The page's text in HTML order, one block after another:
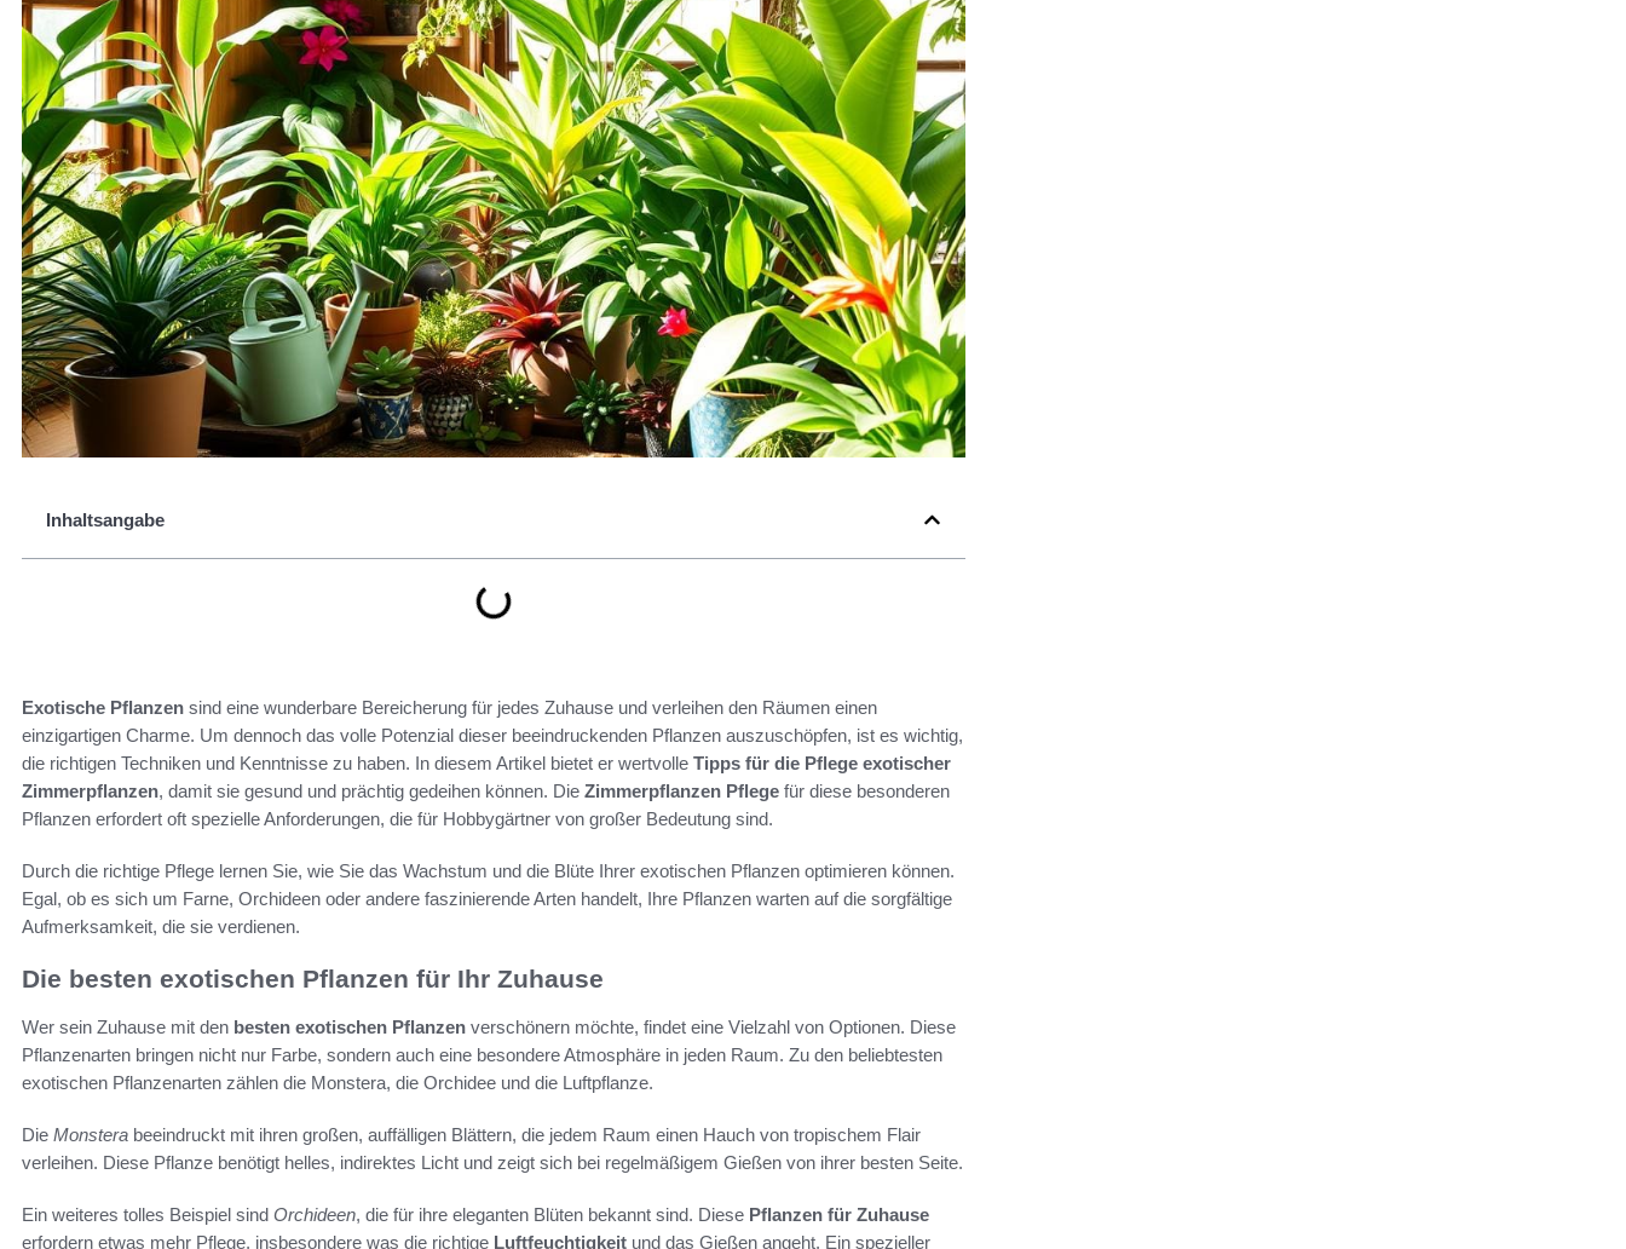
Inhaltsangabe
Exotische Pflanzen sind eine wunderbare Bereicherung für jedes Zuhause und verleihen den Räumen einen
einzigartigen Charme. Um dennoch das volle Potenzial dieser beeindruckenden Pflanzen auszuschöpfen, ist es wichtig,
die richtigen Techniken und Kenntnisse zu haben. In diesem Artikel bietet er wertvolle Tipps für die Pflege exotischer
Zimmerpflanzen, damit sie gesund und prächtig gedeihen können. Die Zimmerpflanzen Pflege für diese besonderen
Pflanzen erfordert oft spezielle Anforderungen, die für Hobbygärtner von großer Bedeutung sind.
Durch die richtige Pflege lernen Sie, wie Sie das Wachstum und die Blüte Ihrer exotischen Pflanzen optimieren können.
Egal, ob es sich um Farne, Orchideen oder andere faszinierende Arten handelt, Ihre Pflanzen warten auf die sorgfältige
Aufmerksamkeit, die sie verdienen.
Die besten exotischen Pflanzen für Ihr Zuhause
Wer sein Zuhause mit den besten exotischen Pflanzen verschönern möchte, findet eine Vielzahl von Optionen. Diese
Pflanzenarten bringen nicht nur Farbe, sondern auch eine besondere Atmosphäre in jeden Raum. Zu den beliebtesten
exotischen Pflanzenarten zählen die Monstera, die Orchidee und die Luftpflanze.
Die Monstera beeindruckt mit ihren großen, auffälligen Blättern, die jedem Raum einen Hauch von tropischem Flair
verleihen. Diese Pflanze benötigt helles, indirektes Licht und zeigt sich bei regelmäßigem Gießen von ihrer besten Seite.
Ein weiteres tolles Beispiel sind Orchideen, die für ihre eleganten Blüten bekannt sind. Diese Pflanzen für Zuhause
erfordern etwas mehr Pflege, insbesondere was die richtige Luftfeuchtigkeit und das Gießen angeht. Ein spezieller